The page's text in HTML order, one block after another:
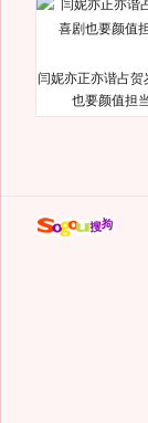
闫妮亦正亦谐占贺
也要颜值担